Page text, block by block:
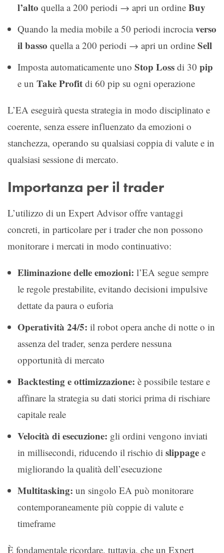
l’alto quella a 200 periodi → apri un ordine Buy
Quando la media mobile a 50 periodi incrociaverso
il basso quella a 200 periodi → apri un ordine Sell
Imposta automaticamente uno Stop Loss di 30 pip
e un Take Profit di 60 pip su ogni operazione
L’EA eseguirà questa strategia in modo disciplinato e
coerente, senza essere influenzato da emozioni o
stanchezza, operando su qualsiasi coppia di valute e in
qualsiasi sessione di mercato.
Importanza per il trader
L’utilizzo di un Expert Advisor offre vantaggi
concreti, in particolare per i trader che non possono
monitorare i mercati in modo continuativo:
Eliminazione delle emozioni: l’EA segue sempre
le regole prestabilite, evitando decisioni impulsive
dettate da paura o euforia
Operatività 24/5: il robot opera anche di notte o in
assenza del trader, senza perdere nessuna
opportunità di mercato
Backtesting e ottimizzazione: è possibile testare e
affinare la strategia su dati storici prima di rischiare
capitale reale
Velocità di esecuzione: gli ordini vengono inviati
in millisecondi, riducendo il rischio di slippage e
migliorando la qualità dell’esecuzione
Multitasking: un singolo EA può monitorare
contemporaneamente più coppie di valute e
timeframe
È fondamentale ricordare, tuttavia, che un Expert